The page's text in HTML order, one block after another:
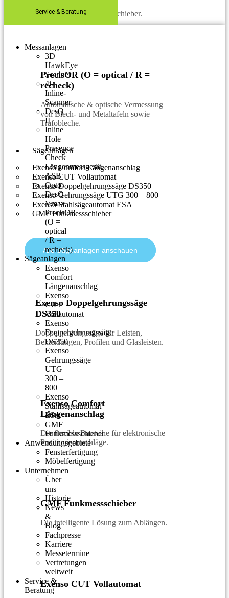
Einfacher Längenmessschieber.
PrecisOR (O = optical / R =
recheck)
Automatische & optische Vermessung
von Blech- und Metaltafeln sowie
Trafobleche.
Sägeanlagen
Exenso Comfort Längenanschlag
Exenso CUT Vollautomat
Exenso Doppelgehrungssäge DS350
Exenso Gehrungssäge UTG 300 – 800
Exenso Stahlsägeautomat ESA
GMF Funkmessschieber
Alle Sägeanlagen anschauen
Exenso Doppelgehrungssäge
DS350
Doppelgehrungssäge für Leisten,
Bekleidungen, Profilen und Glasleisten.
Exenso Comfort
Längenanschlag
Die flexible Baureihe für elektronische
Positionieranschläge.
GMF Funkmessschieber
Die intelligente Lösung zum Ablängen.
Exenso CUT Vollautomat
Service & Beratung
Messanlagen
3D
HawkEye
Scanner
4i-
Inline-
Scanner
DesQ
II
Inline
Hole
Presence
Check
Längenmessgerät
ASB
Opto-
DesQ
Vmax
PrecisOR
(O =
optical
/ R =
recheck)
Sägeanlagen
Exenso
Comfort
Längenanschlag
Exenso
CUT
Vollautomat
Exenso
Doppelgehrungssäge
DS350
Exenso
Gehrungssäge
UTG
300 –
800
Exenso
Stahlsägeautomat
ESA
GMF
Funkmessschieber
Anwendungsgebiete
Fensterfertigung
Möbelfertigung
Unternehmen
Über
uns
Historie
News
&
Blog
Fachpresse
Karriere
Messetermine
Vertretungen
weltweit
Service &
Beratung